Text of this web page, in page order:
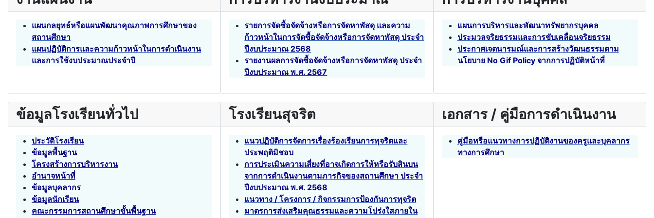
แผนกลยุทธ์หรือแผนพัฒนาคุณภาพการศึกษาของ
สถานศึกษา
แผนปฏิบัติการและความก้าวหน้าในการดำเนินงาน
และการใช้งบประมาณประจำปี
รายการจัดซื้อจัดจ้างหรือการจัดหาพัสดุ และความ
ก้าวหน้าในการจัดซื้อจัดจ้างหรือการจัดหาพัสดุ ประจำ
ปีงบประมาณ 2568
รายงานผลการจัดซื้อจัดจ้างหรือการจัดหาพัสดุ ประจำ
ปีงบประมาณ พ.ศ. 2567
แผนการบริหารและพัฒนาทรัพยากรบุคคล
ประมวลจริยธรรมและการขับเคลื่อนจริยธรรม
ประกาศเจตนารมณ์และการสร้างวัฒนธรรมตาม
นโยบาย No Gif Policy จากการปฏิบัติหน้าที่
ข้อมูลโรงเรียนทั่วไป
ประวัติโรงเรียน
ข้อมูลพื้นฐาน
โครงสร้างการบริหารงาน
อำนาจหน้าที่
ข้อมูลบุคลากร
ข้อมูลนักเรียน
คณะกรรมการสถานศึกษาขั้นพื้นฐาน
โรงเรียนสุจริต
แนวปฏิบัติการจัดการเรื่องร้องเรียนการทุจริตและ
ประพฤติมิชอบ
การประเมินความเสี่ยงที่อาจเกิดการให้หรือรับสินบน
จากการดำเนินงานตามภารกิจของสถานศึกษา ประจำ
ปีงบประมาณ พ.ศ. 2568
แนวทาง / โครงการ / กิจกรรมการป้องกันการทุจริต
มาตรการส่งเสริมคุณธรรมและความโปร่งใสภายใน
เอกสาร / คู่มือการดำเนินงาน
คู่มือหรือแนวทางการปฏิบัติงานของครูและบุคลากร
ทางการศึกษา